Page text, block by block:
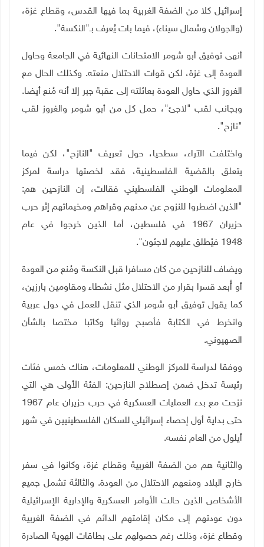
إسرائيل كلا من الضفة الغربية بما فيها القدس، وقطاع غزة،
(والجولان وشمال سيناء)، فيما بات يُعرف بـ"النكسة"
.
أنهى توفيق أبو شومر الامتحانات النهائية في الجامعة وحاول
العودة إلى غزة، لكن قوات الاحتلال منعته. وكذلك الحال مع
الغروز الذي حاول العودة بعائلته إلى عقبة جبر إلا أنه مُنع أيضا.
وبجانب لقب "لاجئ"، حمل كل من أبو شومر والغروز لقب
"نازح".
واختلفت الآراء، سطحيا، حول تعريف "النازح"، لكن فيما
يتعلق بالقضية الفلسطينية، فقد لخصتها دراسة لمركز
المعلومات الوطني الفلسطيني فقالت، إن النازحين هم:
"الذين اضطروا للنزوح عن مدنهم وقراهم ومخيماتهم إثر حرب
حزيران 1967 في فلسطين، أما الذين خرجوا في عام
1948 فيُطلق عليهم لاجئون
"
.
ويضاف للنازحين من كان مسافرا قبل النكسة ومُنع من العودة
أو أُبعد قسرا بقرار من الاحتلال مثل نشطاء ومقاومين بارزين،
كما يقول توفيق أبو شومر الذي تنقل للعمل في دول عربية
وانخرط في الكتابة فأصبح روائيا وكاتبا مختصا بالشأن
الصهيوني.
ووفقا لدراسة للمركز الوطني للمعلومات، هناك خمس فئات
رئيسة تدخل ضمن إصطلاح النازحين: الفئة الأولى هي التي
نزحت مع بدء العمليات العسكرية في حرب حزيران عام 1967
حتى بداية أول إحصاء إسرائيلي للسكان الفلسطينيين في شهر
أيلول من العام نفسه.
والثانية هم من الضفة الغربية وقطاع غزة، وكانوا في سفر
خارج البلاد ومنعهم الاحتلال من العودة. والثالثة تشمل جميع
الأشخاص الذين حالت الأوامر العسكرية والإدارية الإسرائيلية
دون عودتهم إلى مكان إقامتهم الدائم في الضفة الغربية
وقطاع غزة، وذلك رغم حصولهم على بطاقات الهوية الصادرة